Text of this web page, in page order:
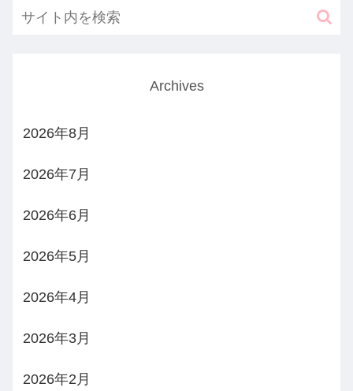
Archives
2026年8月
2026年7月
2026年6月
2026年5月
2026年4月
2026年3月
2026年2月